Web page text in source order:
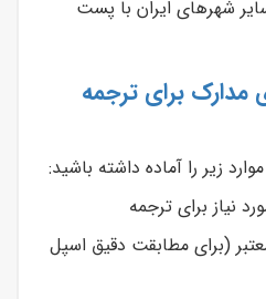
شهرهای ایران با پست
برای ترجمه
زیر را آماده داشته باشید:
نیاز برای ترجمه
(برای مطابقت دقیق اسپل